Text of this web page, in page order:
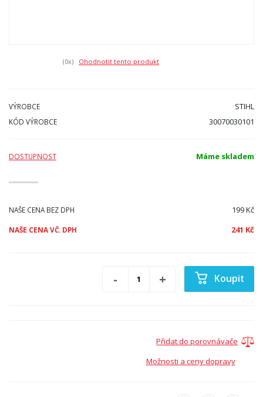
(0x) Ohodnotit tento produkt
VÝROBCE STIHL
KÓD VÝROBCE 30070030101
DOSTUPNOST Máme skladem
NAŠE CENA BEZ DPH 199 Kč
NAŠE CENA VČ. DPH 241 Kč
Koupit
Přidat do porovnávače
Možnosti a ceny dopravy